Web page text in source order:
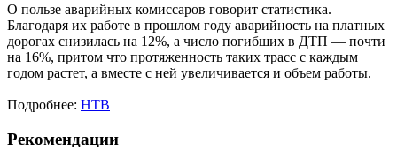
О пользе аварийных комиссаров говорит статистика.
Благодаря их работе в прошлом году аварийность на платных
дорогах снизилась на 12%, а число погибших в ДТП — почти
на 16%, притом что протяженность таких трасс с каждым
годом растет, а вместе с ней увеличивается и объем работы.
Подробнее: НТВ
Рекомендации